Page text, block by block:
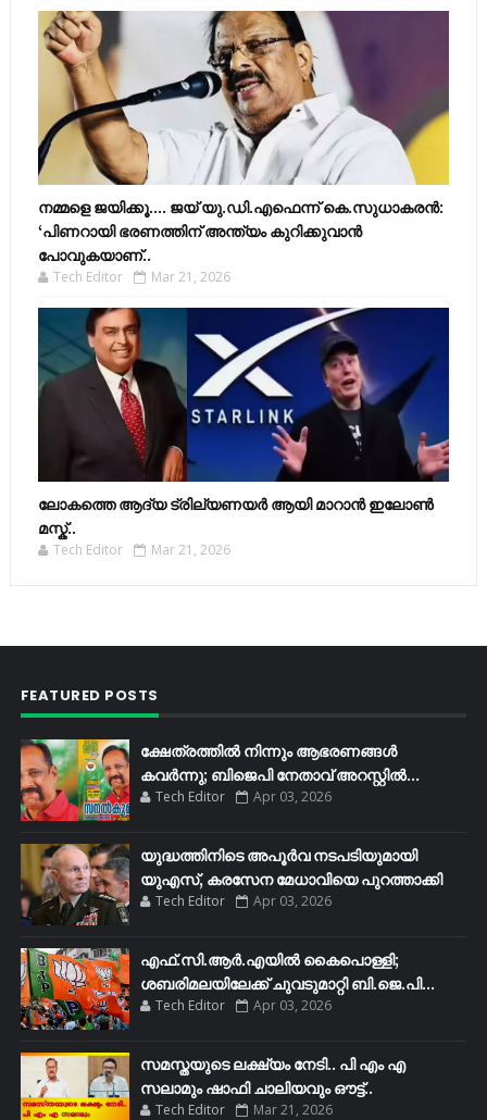
നമ്മളെ ജയിക്കൂ.... ജയ് യു.ഡി.എഫെന്ന് കെ.സുധാകരൻ:
‘പിണറായി ഭരണത്തിന് അന്ത്യം കുറിക്കുവാൻ
പോവുകയാണ്..
Tech Editor Mar 21, 2026
ലോകത്തെ ആദ്യ ട്രില്യണയർ ആയി മാറാൻ ഇലോൺ
മസ്ക്..
Tech Editor Mar 21, 2026
FEATURED POSTS
ക്ഷേത്രത്തിൽ നിന്നും ആഭരണങ്ങൾ
കവർന്നു; ബിജെപി നേതാവ് അറസ്റ്റിൽ...
Tech Editor Apr 03, 2026
യുദ്ധത്തിനിടെ അപൂർവ നടപടിയുമായി
യുഎസ്, കരസേന മേധാവിയെ പുറത്താക്കി
Tech Editor Apr 03, 2026
എഫ്​.സി.ആർ.എയിൽ കൈപൊള്ളി;
ശബരിമലയിലേക്ക്​ ചുവടുമാറ്റി ബി.ജെ.പി...
Tech Editor Apr 03, 2026
സമസ്തയുടെ ലക്ഷ്യം നേടി.. പി എം എ
സലാമും ഷാഫി ചാലിയവും ഔട്ട്..
Tech Editor Mar 21, 2026